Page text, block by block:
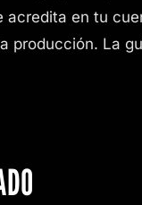
acredita en tu
producción. La